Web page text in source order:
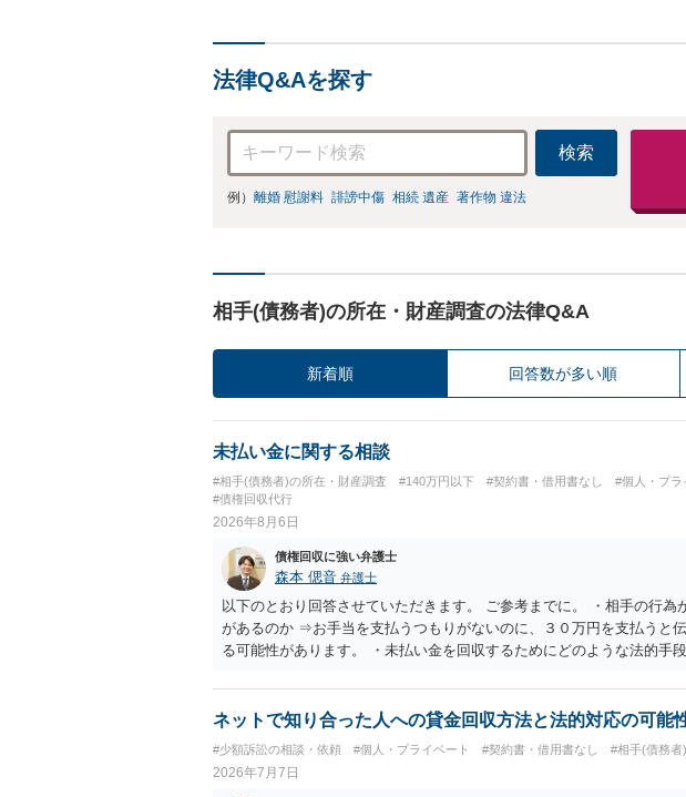
法律Q&Aを探す
検索
例） 離婚 慰謝料 誹謗中傷 相続 遺産 著作物 違法
相手(債務者)の所在・財産調査の法律Q&A
新着順 回答数が多い順
未払い金に関する相談
#相手(債務者)の所在・財産調査 #140万円以下 #契約書・借用書なし #個人・プラ
#債権回収代行
2026年8月6日
債権回収に強い弁護士
森本 偲音 弁護士
以下のとおり回答させていただきます。 ご参考までに。 ・相手の行為
があるのか ⇒お手当を支払うつもりがないのに、３０万円を支払うと
る可能性があります。 ・未払い金を回収するためにどのような法的手
であるため、公序良俗に反する契約として 民法上無効（民法９０条
い可能性が高いです。 ・相手の氏名や住所が分からない状態でも対応
ネットで知り合った人への貸金回収方法と法的対応の可能
#少額訴訟の相談・依頼 #個人・プライベート #契約書・借用書なし #相手(債務者
2026年7月7日